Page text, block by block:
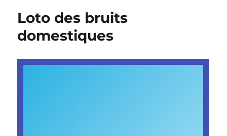
Loto des bruits
domestiques